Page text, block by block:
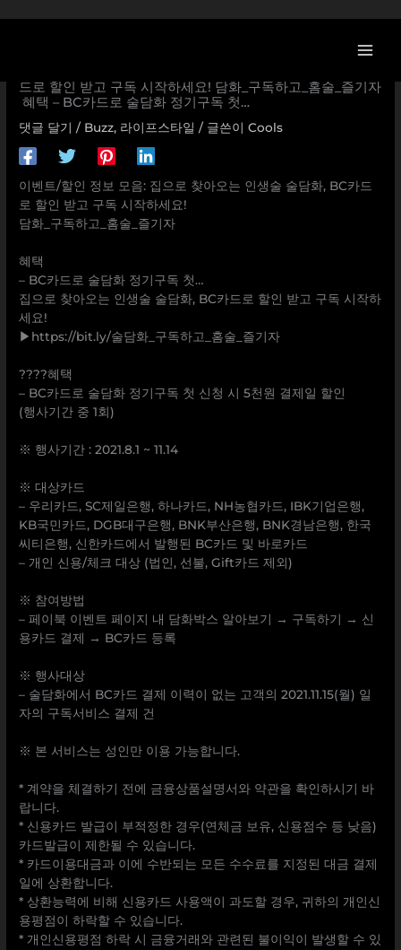
로
드로 할인 받고 구독 시작하세요! 담화_구독하고_홈술_즐기자
ㅤ 혜택 – BC카드로 술담화 정기구독 첫…
댓글 달기 / Buzz, 라이프스타일 / 글쓴이Cools
이벤트/할인 정보 모음: 집으로 찾아오는 인생술 술담화, BC카드
로 할인 받고 구독 시작하세요!
담화_구독하고_홈술_즐기자
혜택
– BC카드로 술담화 정기구독 첫…
집으로 찾아오는 인생술 술담화, BC카드로 할인 받고 구독 시작하
세요!
▶https://bit.ly/술담화_구독하고_홈술_즐기자
????혜택
– BC카드로 술담화 정기구독 첫 신청 시 5천원 결제일 할인
(행사기간 중 1회)
※ 행사기간 : 2021.8.1 ~ 11.14
※ 대상카드
– 우리카드, SC제일은행, 하나카드, NH농협카드, IBK기업은행,
KB국민카드, DGB대구은행, BNK부산은행, BNK경남은행, 한국
씨티은행, 신한카드에서 발행된 BC카드 및 바로카드
– 개인 신용/체크 대상 (법인, 선불, Gift카드 제외)
※ 참여방법
– 페이북 이벤트 페이지 내 담화박스 알아보기 → 구독하기 → 신
용카드 결제 → BC카드 등록
※ 행사대상
– 술담화에서 BC카드 결제 이력이 없는 고객의 2021.11.15(월) 일
자의 구독서비스 결제 건
※ 본 서비스는 성인만 이용 가능합니다.
* 계약을 체결하기 전에 금융상품설명서와 약관을 확인하시기 바
랍니다.
* 신용카드 발급이 부적정한 경우(연체금 보유, 신용점수 등 낮음)
카드발급이 제한될 수 있습니다.
* 카드이용대금과 이에 수반되는 모든 수수료를 지정된 대금 결제
일에 상환합니다.
* 상환능력에 비해 신용카드 사용액이 과도할 경우, 귀하의 개인신
용평점이 하락할 수 있습니다.
* 개인신용평점 하락 시 금융거래와 관련된 불이익이 발생할 수 있